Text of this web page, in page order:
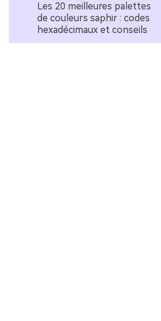
Les 20 meilleures palettes
de couleurs saphir : codes
hexadécimaux et conseils